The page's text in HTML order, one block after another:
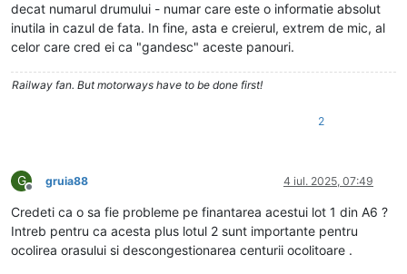
decat numarul drumului - numar care este o informatie absolut
inutila in cazul de fata. In fine, asta e creierul, extrem de mic, al
celor care cred ei ca "gandesc" aceste panouri.
Railway fan. But motorways have to be done first!
2
G
Deconectat
gruia88 4 iul. 2025, 07:49
Credeti ca o sa fie probleme pe finantarea acestui lot 1 din A6 ?
Intreb pentru ca acesta plus lotul 2 sunt importante pentru
ocolirea orasului si descongestionarea centurii ocolitoare .